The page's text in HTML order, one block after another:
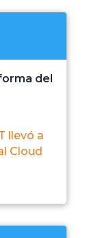
del
llevó a
Cloud